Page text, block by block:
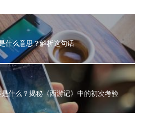
什么意思？解析这句话
什么？揭秘《西游记》中的初次考验